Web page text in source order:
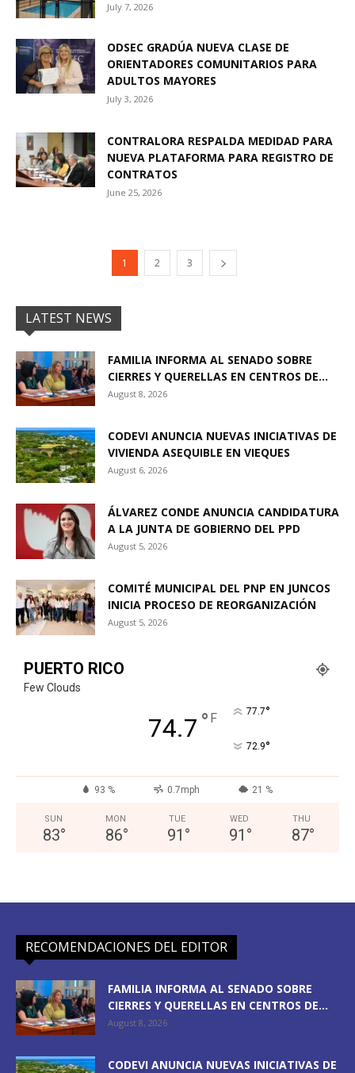
July 7, 2026
ODSEC GRADÚA NUEVA CLASE DE
ORIENTADORES COMUNITARIOS PARA
ADULTOS MAYORES
July 3, 2026
CONTRALORA RESPALDA MEDIDAD PARA
NUEVA PLATAFORMA PARA REGISTRO DE
CONTRATOS
June 25, 2026
1 2 3
LATEST NEWS
FAMILIA INFORMA AL SENADO SOBRE
CIERRES Y QUERELLAS EN CENTROS DE...
August 8, 2026
CODEVI ANUNCIA NUEVAS INICIATIVAS DE
VIVIENDA ASEQUIBLE EN VIEQUES
August 6, 2026
ÁLVAREZ CONDE ANUNCIA CANDIDATURA
A LA JUNTA DE GOBIERNO DEL PPD
August 5, 2026
COMITÉ MUNICIPAL DEL PNP EN JUNCOS
INICIA PROCESO DE REORGANIZACIÓN
August 5, 2026
PUERTO RICO
Few Clouds
74.7 ° F 77.7°
72.9°
93 % 0.7mph 21 %
SUN
83°
MON
86°
TUE
91 °
WED
91 °
THU
87°
RECOMENDACIONES DEL EDITOR
FAMILIA INFORMA AL SENADO SOBRE
CIERRES Y QUERELLAS EN CENTROS DE...
August 8, 2026
CODEVI ANUNCIA NUEVAS INICIATIVAS DE